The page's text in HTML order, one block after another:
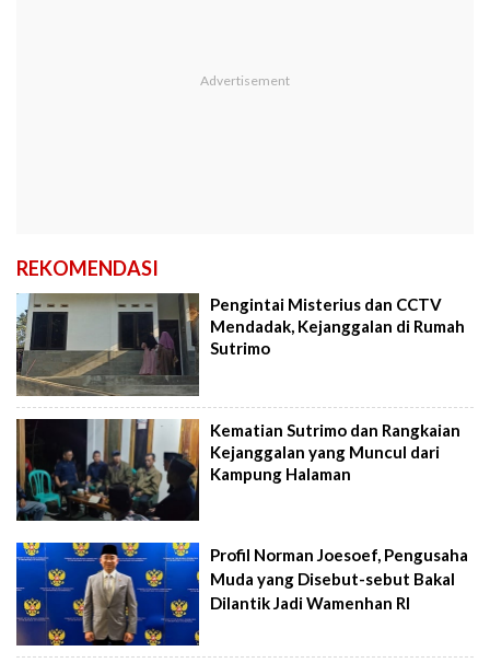
REKOMENDASI
Pengintai Misterius dan CCTV
Mendadak, Kejanggalan di Rumah
Sutrimo
Kematian Sutrimo dan Rangkaian
Kejanggalan yang Muncul dari
Kampung Halaman
Profil Norman Joesoef, Pengusaha
Muda yang Disebut-sebut Bakal
Dilantik Jadi Wamenhan RI